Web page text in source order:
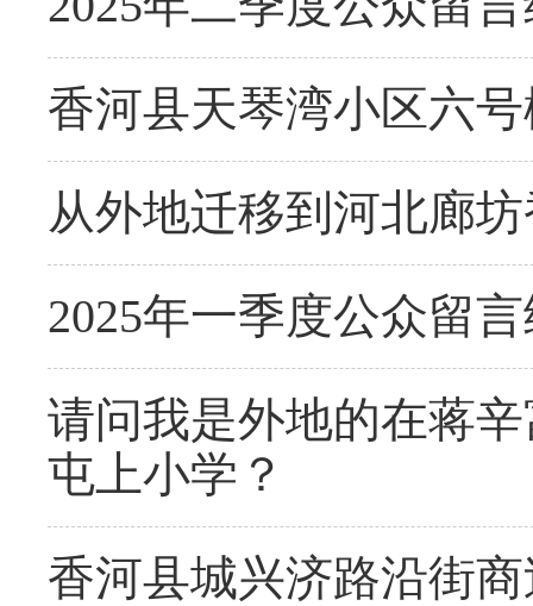
香河县天琴湾小区六
从外地迁移到河北廊
2025年一季度公众留
请问我是外地的在蒋
屯上小学？
香河县城兴济路沿街